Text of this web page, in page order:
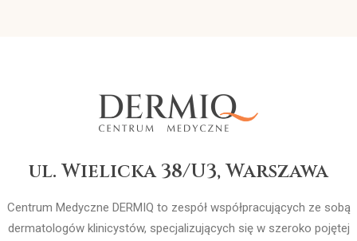
ul. Wielicka 38/U3, Warszawa
Centrum Medyczne DERMIQ to zespół współpracujących ze sobą
dermatologów klinicystów, specjalizujących się w szeroko pojętej